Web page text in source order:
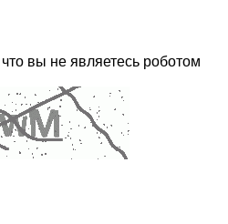
вы не являетесь роботом